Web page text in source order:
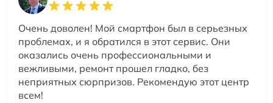
Очень доволен! Мой смартфон был в серьезных
проблемах, и я обратился в этот сервис. Они
оказались очень профессиональными и
вежливыми, ремонт прошел гладко, без
неприятных сюрпризов. Рекомендую этот центр
всем!